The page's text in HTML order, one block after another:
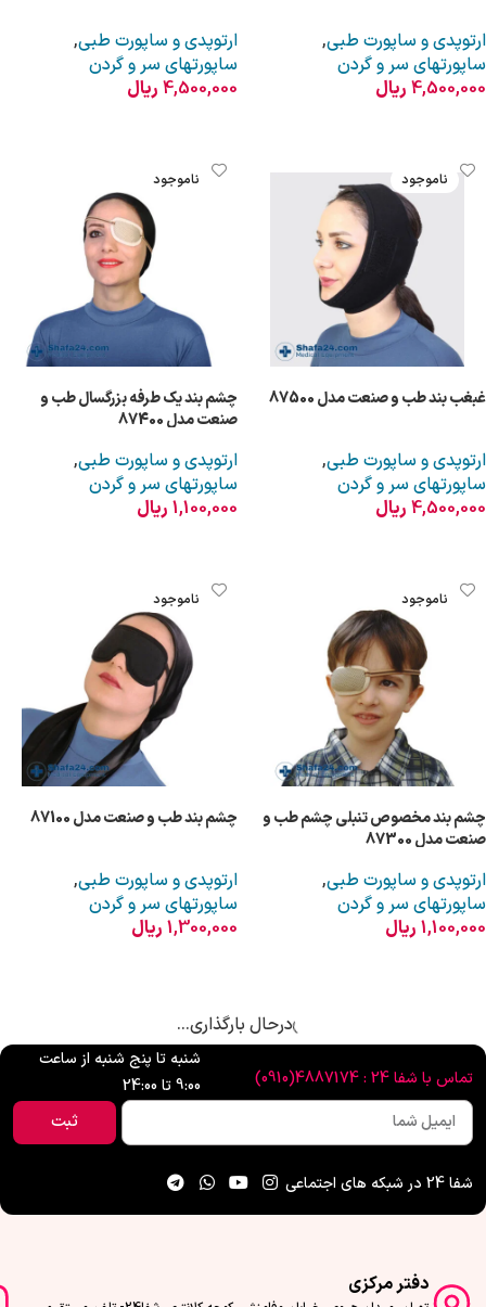
ارتوپدی و ساپورت طبی,
ساپورتهای سر و گردن
4,500,000 ریال
ارتوپدی و ساپورت طبی,
ساپورتهای سر و گردن
4,500,000 ریال
ناموجود
غبغب بند طب و صنعت مدل 87500
ارتوپدی و ساپورت طبی,
ساپورتهای سر و گردن
4,500,000 ریال
ناموجود
چشم بند یک طرفه بزرگسال طب و
صنعت مدل 87400
ارتوپدی و ساپورت طبی,
ساپورتهای سر و گردن
1,100,000 ریال
ناموجود
چشم بند مخصوص تنبلی چشم طب و
صنعت مدل 87300
ارتوپدی و ساپورت طبی,
ساپورتهای سر و گردن
1,100,000 ریال
ناموجود
چشم بند طب و صنعت مدل 87100
ارتوپدی و ساپورت طبی,
ساپورتهای سر و گردن
1,300,000 ریال
درحال بارگذاری...
تماس با شفا 24 : 4887174(0910)
شنبه تا پنج شنبه از ساعت
9:00 تا 24:00
ثبت
شفا 24 در شبکه های اجتماعی
دفتر مرکزی